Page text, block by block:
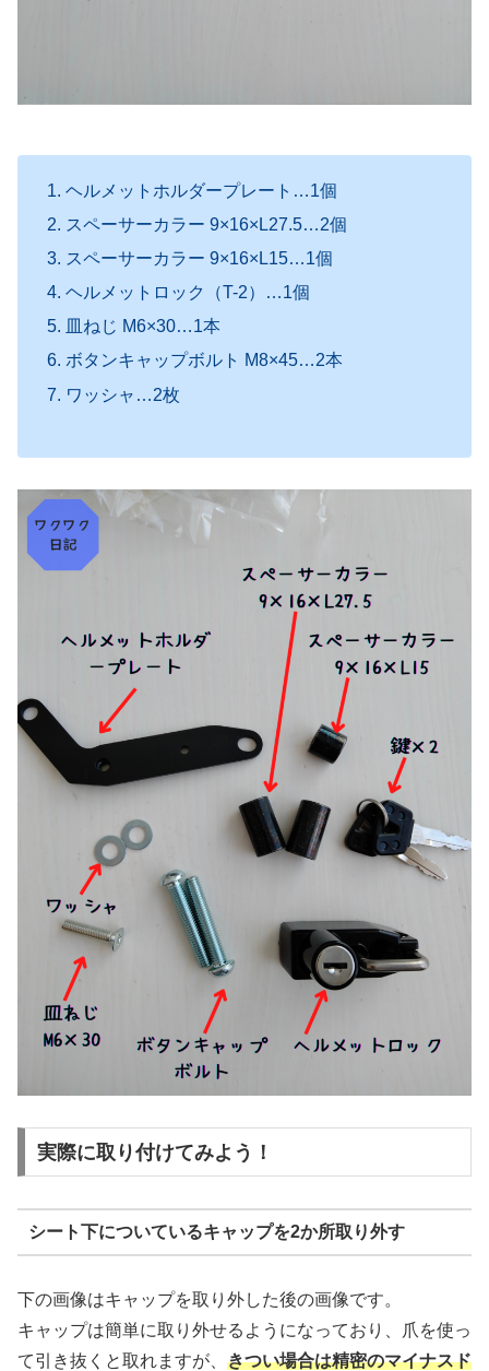
ヘルメットホルダープレート…1個
スペーサーカラー 9×16×L27.5…2個
スペーサーカラー 9×16×L15…1個
ヘルメットロック（T-2）…1個
皿ねじ M6×30…1本
ボタンキャップボルト M8×45…2本
ワッシャ…2枚
実際に取り付けてみよう！
シート下についているキャップを2か所取り外す
下の画像はキャップを取り外した後の画像です。
キャップは簡単に取り外せるようになっており、爪を使っ
て引き抜くと取れますが、 きつい場合は精密のマイナスド